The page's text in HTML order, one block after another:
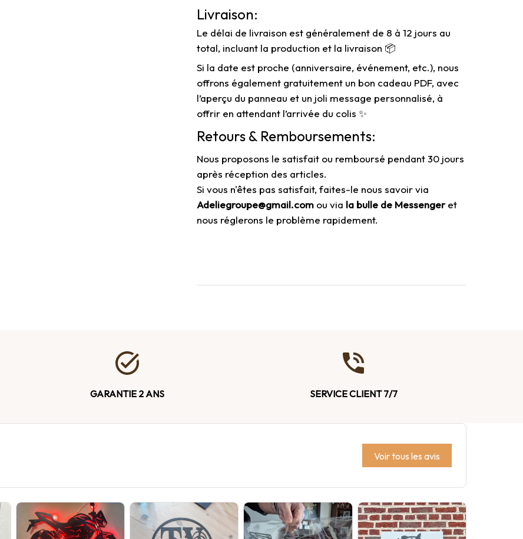
Livraison:
Le délai de livraison est généralement de 8 à 12 jours au
total, incluant la production et la livraison 📦
Si la date est proche (anniversaire, événement, etc.), nous
offrons également gratuitement un bon cadeau PDF, avec
l’aperçu du panneau et un joli message personnalisé, à
offrir en attendant l’arrivée du colis✨
Retours & Remboursements:
Nous proposons le satisfait ou remboursé pendant 30 jours
après réception des articles.
Si vous n'êtes pas satisfait, faites-le nous savoir via
Adeliegroupe@gmail.com ou via la bulle de Messengeret
nous réglerons le problème rapidement.
GARANTIE 2 ANS SERVICE CLIENT 7/7
Voir tous les avis